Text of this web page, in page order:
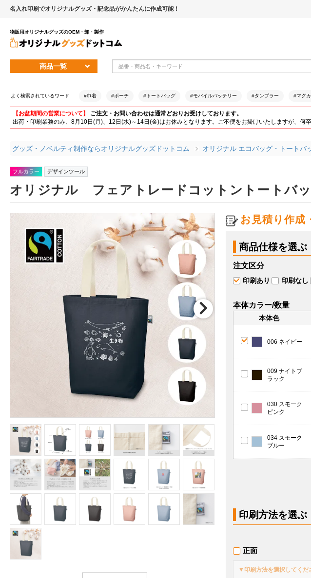
名入れ印刷でオリジナルグッズ・記念品がかんたんに作成可能！
物販用オリジナルグッズのOEM・卸・製作
商品一覧
よく検索されているワード #巾着 #ポーチ #トートバッグ #モバイルバッテリー #タンブラー #マグ
【お盆期間の営業について】
ご注文・お問い合わせは通常どおりお受けしております。
出荷・印刷業務のみ、8月10日(月)、12日(水)～14日(金)はお休みとなります。ご不便をお掛けいたしますが、何
グッズ・ノベルティ制作ならオリジナルグッズドットコム オリジナル エコバッグ・トートバ
フルカラー デザインツール
オリジナル フェアトレードコットントートバ
お見積り作成
商品仕様を選ぶ
注文区分
印刷あり 印刷なし
本体カラー/数量
本体色
006 ネイビー
009 ナイトブ
ラック
030 スモーク
ピンク
034 スモーク
ブルー
印刷方法を選ぶ
正面
▼印刷方法を選択してくだ